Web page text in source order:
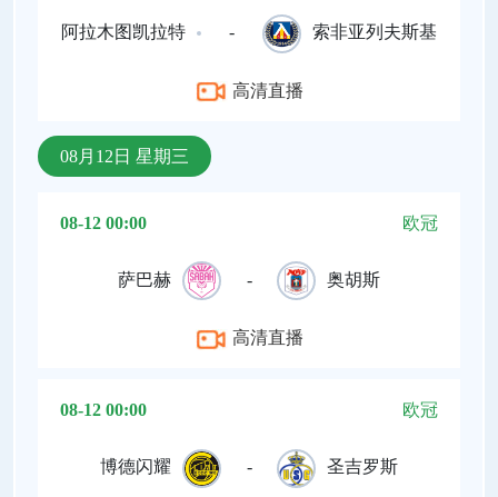
阿拉木图凯拉特 - 索非亚列夫斯基
高清直播
08月12日 星期三
08-12 00:00 欧冠
萨巴赫 - 奥胡斯
高清直播
08-12 00:00 欧冠
博德闪耀 - 圣吉罗斯